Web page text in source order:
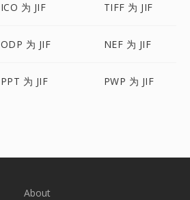
ICO 为 JIF TIFF 为 JIF
ODP 为 JIF NEF 为 JIF
PPT 为 JIF PWP 为 JIF
About